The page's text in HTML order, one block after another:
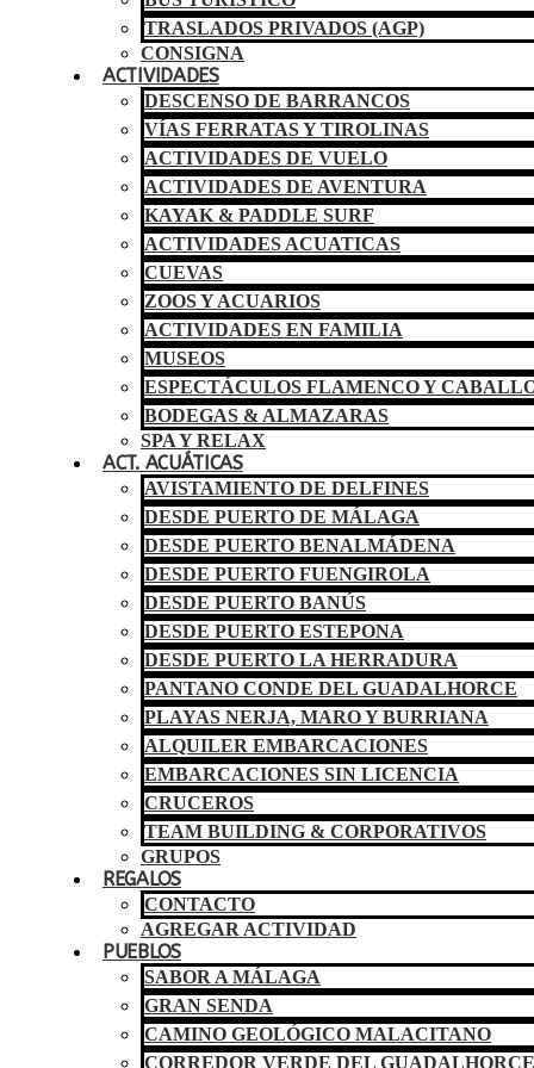
TRASLADOS PRIVADOS (AGP)
CONSIGNA
ACTIVIDADES
DESCENSO DE BARRANCOS
VÍAS FERRATAS Y TIROLINAS
ACTIVIDADES DE VUELO
ACTIVIDADES DE AVENTURA
KAYAK & PADDLE SURF
ACTIVIDADES ACUATICAS
CUEVAS
ZOOS Y ACUARIOS
ACTIVIDADES EN FAMILIA
MUSEOS
ESPECTÁCULOS FLAMENCO Y
BODEGAS & ALMAZARAS
SPA Y RELAX
ACT. ACUÁTICAS
AVISTAMIENTO DE DELFINES
DESDE PUERTO DE MÁLAGA
DESDE PUERTO BENALMÁDENA
DESDE PUERTO FUENGIROLA
DESDE PUERTO BANÚS
DESDE PUERTO ESTEPONA
DESDE PUERTO LA HERRADURA
PANTANO CONDE DEL GUADALHORCE
PLAYAS NERJA, MARO Y BURRIANA
ALQUILER EMBARCACIONES
EMBARCACIONES SIN LICENCIA
CRUCEROS
TEAM BUILDING & CORPORATIVOS
GRUPOS
REGALOS
CONTACTO
AGREGAR ACTIVIDAD
PUEBLOS
SABOR A MÁLAGA
GRAN SENDA
CAMINO GEOLÓGICO MALACITANO
CORREDOR VERDE DEL GUADALHORCE